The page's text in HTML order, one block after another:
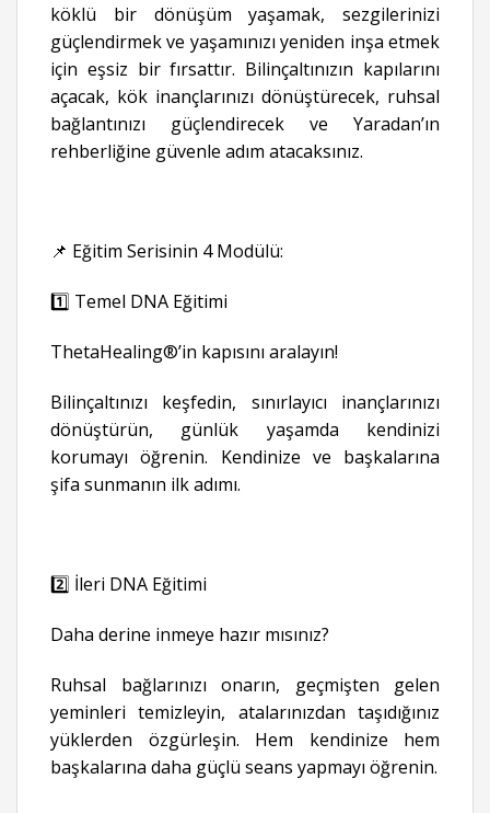
köklü bir dönüşüm yaşamak, sezgilerinizi
güçlendirmek ve yaşamınızı yeniden inşa etmek
için eşsiz bir fırsattır. Bilinçaltınızın kapılarını
açacak, kök inançlarınızı dönüştürecek, ruhsal
bağlantınızı güçlendirecek ve Yaradan’ın
rehberliğine güvenle adım atacaksınız.
📌 Eğitim Serisinin 4 Modülü:
1️⃣ Temel DNA Eğitimi
ThetaHealing®’in kapısını aralayın!
Bilinçaltınızı keşfedin, sınırlayıcı inançlarınızı
dönüştürün, günlük yaşamda kendinizi
korumayı öğrenin. Kendinize ve başkalarına
şifa sunmanın ilk adımı.
2️⃣ İleri DNA Eğitimi
Daha derine inmeye hazır mısınız?
Ruhsal bağlarınızı onarın, geçmişten gelen
yeminleri temizleyin, atalarınızdan taşıdığınız
yüklerden özgürleşin. Hem kendinize hem
başkalarına daha güçlü seans yapmayı öğrenin.